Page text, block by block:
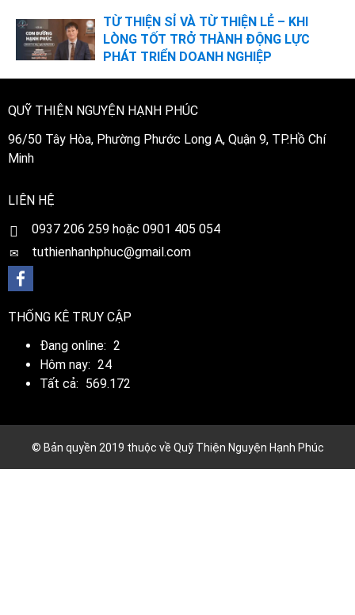
TỪ THIỆN SỈ VÀ TỪ THIỆN LẺ – KHI
LÒNG TỐT TRỞ THÀNH ĐỘNG LỰC
PHÁT TRIỂN DOANH NGHIỆP
QUỸ THIỆN NGUYỆN HẠNH PHÚC
96/50 Tây Hòa, Phường Phước Long A, Quận 9, TP.Hồ Chí
Minh
LIÊN HỆ
0937 206 259 hoặc 0901 405 054
tuthienhanhphuc@gmail.com
THỐNG KÊ TRUY CẬP
Đang online: 2
Hôm nay: 24
Tất cả: 569.172
© Bản quyền 2019 thuộc về Quỹ Thiện Nguyện Hạnh Phúc